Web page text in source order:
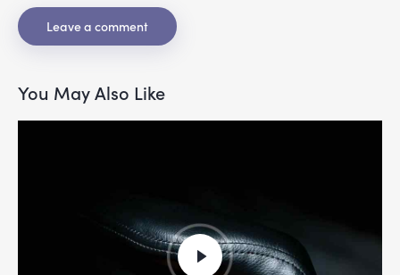
You May Also Like